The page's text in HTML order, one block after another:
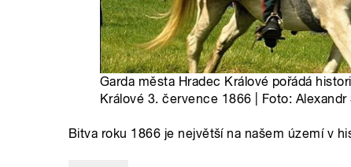
Garda města Hradec Králové pořádá
Králové 3. července 1866 | Foto: Alexandr
Bitva roku 1866 je největší na našem území v